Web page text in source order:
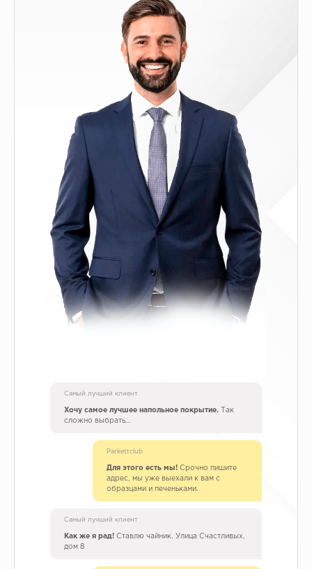
Самый лучший клиент
Хочу самое лучшее напольное покрытие.Так
сложно выбрать…
Parkettclub
Для этого есть мы!Срочно пишите
адрес, мы уже выехали к вам с
образцами и печеньками.
Самый лучший клиент
Как же я рад!Ставлю чайник. Улица Счастливых,
дом 8